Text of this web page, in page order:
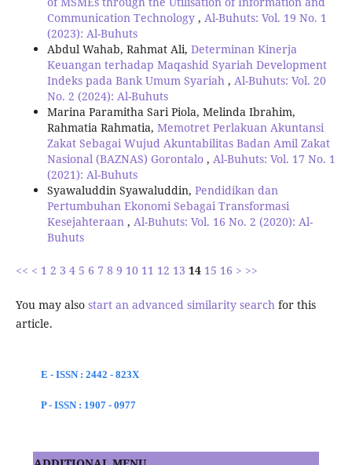
Communication Technology , Al-Buhuts: Vol. 19 No. 1
(2023): Al-Buhuts
Abdul Wahab, Rahmat Ali, Determinan Kinerja
Keuangan terhadap Maqashid Syariah Development
Indeks pada Bank Umum Syariah , Al-Buhuts: Vol. 20
No. 2 (2024): Al-Buhuts
Marina Paramitha Sari Piola, Melinda Ibrahim,
Rahmatia Rahmatia, Memotret Perlakuan Akuntansi
Zakat Sebagai Wujud Akuntabilitas Badan Amil Zakat
Nasional (BAZNAS) Gorontalo , Al-Buhuts: Vol. 17 No. 1
(2021): Al-Buhuts
Syawaluddin Syawaluddin, Pendidikan dan
Pertumbuhan Ekonomi Sebagai Transformasi
Kesejahteraan , Al-Buhuts: Vol. 16 No. 2 (2020): Al-
Buhuts
<< < 1 2 3 4 5 6 7 8 9 10 11 12 13 14 15 16 > >>
You may also start an advanced similarity searchfor this
article.
E - ISSN : 2442 - 823X
P - ISSN : 1907 - 0977